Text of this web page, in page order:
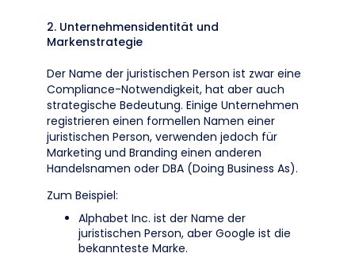
2. Unternehmensidentität und
Markenstrategie
Der Name der juristischen Person ist zwar eine
Compliance-Notwendigkeit, hat aber auch
strategische Bedeutung. Einige Unternehmen
registrieren einen formellen Namen einer
juristischen Person, verwenden jedoch für
Marketing und Branding einen anderen
Handelsnamen oder DBA (Doing Business As).
Zum Beispiel:
Alphabet Inc. ist der Name der
juristischen Person, aber Google ist die
bekannteste Marke.